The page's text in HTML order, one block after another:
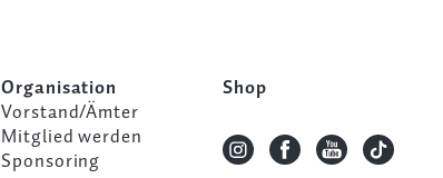
Organisation
Vorstand/Ämter
Mitglied werden
Sponsoring
Shop